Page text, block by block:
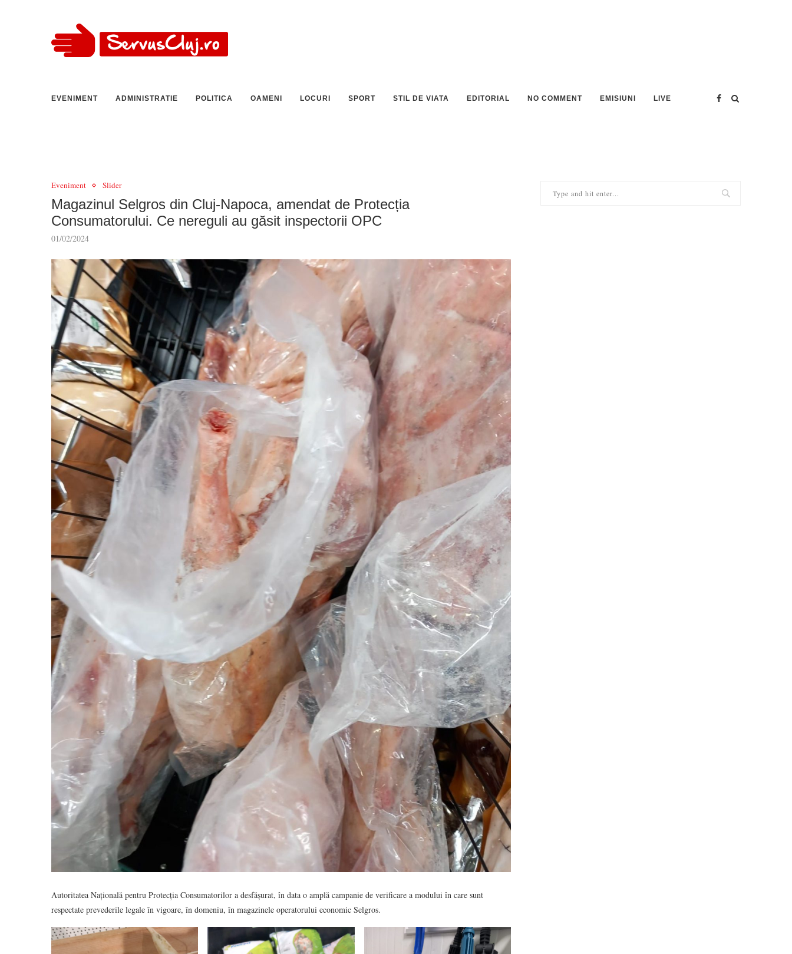
EVENIMENT ADMINISTRATIE POLITICA OAMENI LOCURI SPORT STIL DE VIATA EDITORIAL NO COMMENT EMISIUNI LIVE
Eveniment Slider
Magazinul Selgros din Cluj-Napoca, amendat de Protecția
Consumatorului. Ce nereguli au găsit inspectorii OPC
01/02/2024
Autoritatea Națională pentru Protecția Consumatorilor a desfășurat, în data o amplă campanie de verificare a modului în care sunt
respectate prevederile legale în vigoare, în domeniu, în magazinele operatorului economic Selgros.